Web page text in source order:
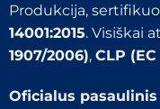
Produkcija,
14001:2015. Visiškai
1907/2006), CLP
Oficialus